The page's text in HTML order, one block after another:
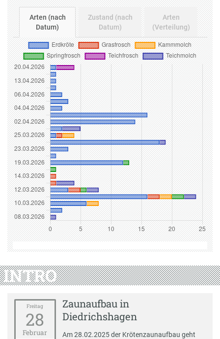
Arten (nach
Datum)
Zustand (nach
Datum)
Arten
(Verteilung)
INTRO
Freitag
28
Februar
Zaunaufbau in
Diedrichshagen
Am 28.02.2025 der Krötenzaunaufbau geht